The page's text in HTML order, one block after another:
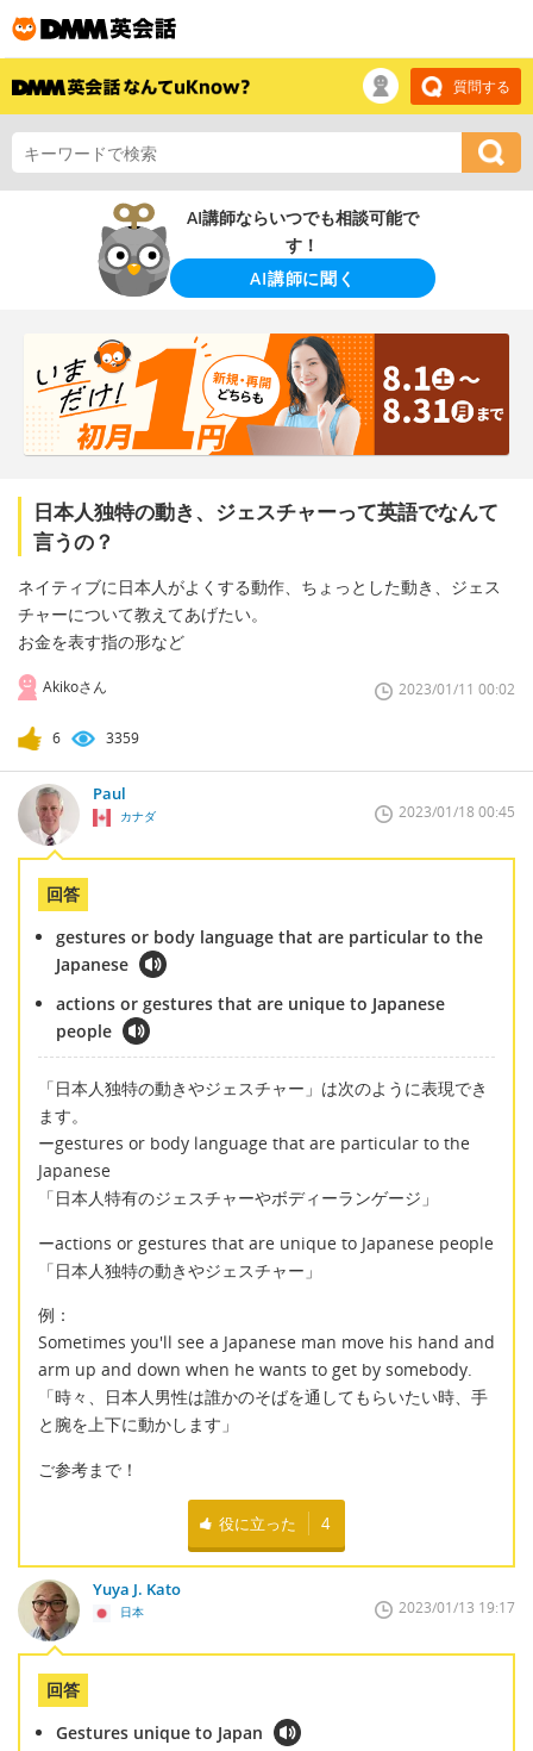
質問する
AI講師ならいつでも相談可能で
す！
AI講師に聞く
日本人独特の動き、ジェスチャーって英語でなんて
言うの？
ネイティブに日本人がよくする動作、ちょっとした動き、ジェス
チャーについて教えてあげたい。
お金を表す指の形など
Akikoさん 2023/01/11 00:02
6 3359
Paul
カナダ 2023/01/18 00:45
回答
gestures or body language that are particular to the
Japanese
actions or gestures that are unique to Japanese
people
「日本人独特の動きやジェスチャー」は次のように表現でき
ます。
ーgestures or body language that are particular to the
Japanese
「日本人特有のジェスチャーやボディーランゲージ」
ーactions or gestures that are unique to Japanese people
「日本人独特の動きやジェスチャー」
例：
Sometimes you'll see a Japanese man move his hand and
arm up and down when he wants to get by somebody.
「時々、日本人男性は誰かのそばを通してもらいたい時、手
と腕を上下に動かします」
ご参考まで！
役に立った 4
Yuya J. Kato
日本 2023/01/13 19:17
回答
Gestures unique to Japan